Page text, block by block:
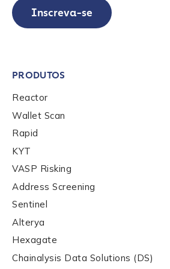
Inscreva-se
PRODUTOS
Reactor
Wallet Scan
Rapid
KYT
VASP Risking
Address Screening
Sentinel
Alterya
Hexagate
Chainalysis Data Solutions (DS)